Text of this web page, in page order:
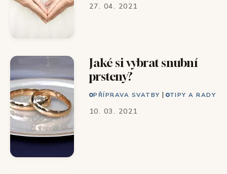
27. 04. 2021
Jaké si vybrat snubní
prsteny?
PŘÍPRAVA SVATBY | TIPY A RADY
10. 03. 2021